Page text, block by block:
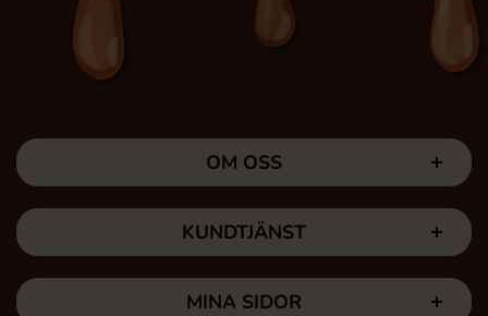
OM OSS
KUNDTJÄNST
MINA SIDOR